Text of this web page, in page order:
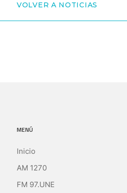
VOLVER A NOTICIAS
MENÚ
Inicio
AM 1270
FM 97.UNE